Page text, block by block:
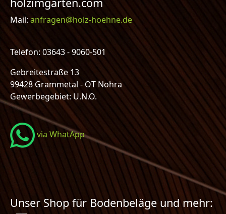
Mail:anfragen@holz-hoehne.de
Telefon: 03643 - 9060-501
Gebreitestraße 13
99428 Grammetal - OT Nohra
Gewerbegebiet: U.N.O.
via WhatApp
Unser Shop für Bodenbeläge und mehr: